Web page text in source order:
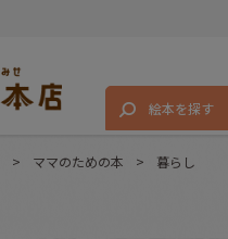
絵本を探す
> ママのための本 > 暮らし